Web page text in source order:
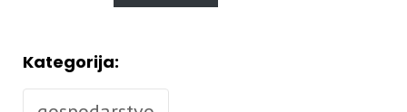
Kategorija: